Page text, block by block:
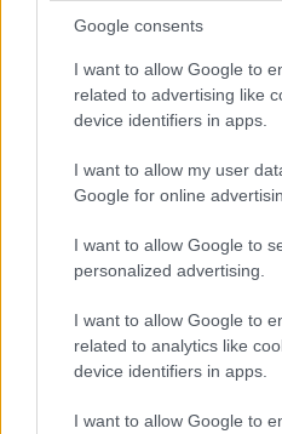
Google consents
I want to allow Google to
related to advertising like
device identifiers in apps.
I want to allow my user
Google for online
I want to allow Google to
personalized advertising.
I want to allow Google to
related to analytics like
device identifiers in apps.
I want to allow Google to
κορίτσι, η ντάμα σπαθί του
Χανταμπάκης -«Δεν θέλω να
Σουηδία: Βρήκαν σε